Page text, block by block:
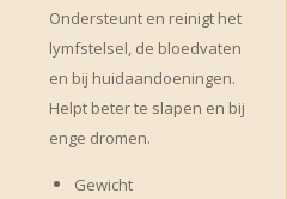
Ondersteunt en reinigt het
lymfstelsel, de bloedvaten
en bij huidaandoeningen.
Helpt beter te slapen en bij
enge dromen.
Gewicht